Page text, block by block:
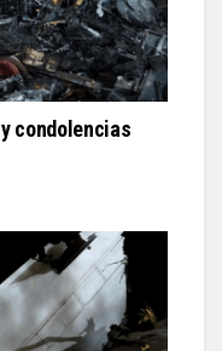
condolencias